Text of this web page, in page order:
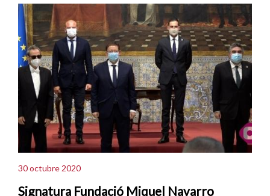
30 octubre 2020
Signatura Fundació Miquel Navarro